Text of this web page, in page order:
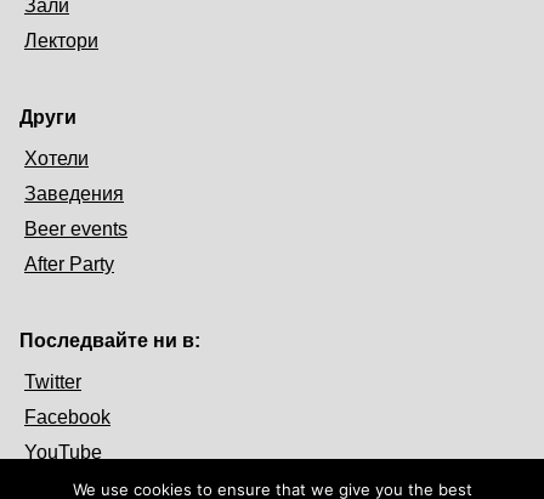
Зали
Лектори
Други
Хотели
Заведения
Beer events
After Party
Последвайте ни в:
Twitter
Facebook
YouTube
We use cookies to ensure that we give you the best